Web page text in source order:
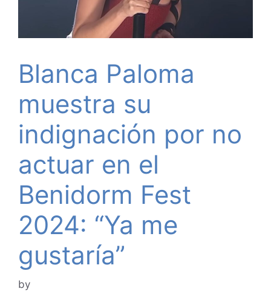
Blanca Paloma
muestra su
indignación por no
actuar en el
Benidorm Fest
2024: “Ya me
gustaría”
by